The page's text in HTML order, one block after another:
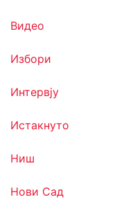
Видео
Избори
Интервју
Истакнуто
Ниш
Нови Сад